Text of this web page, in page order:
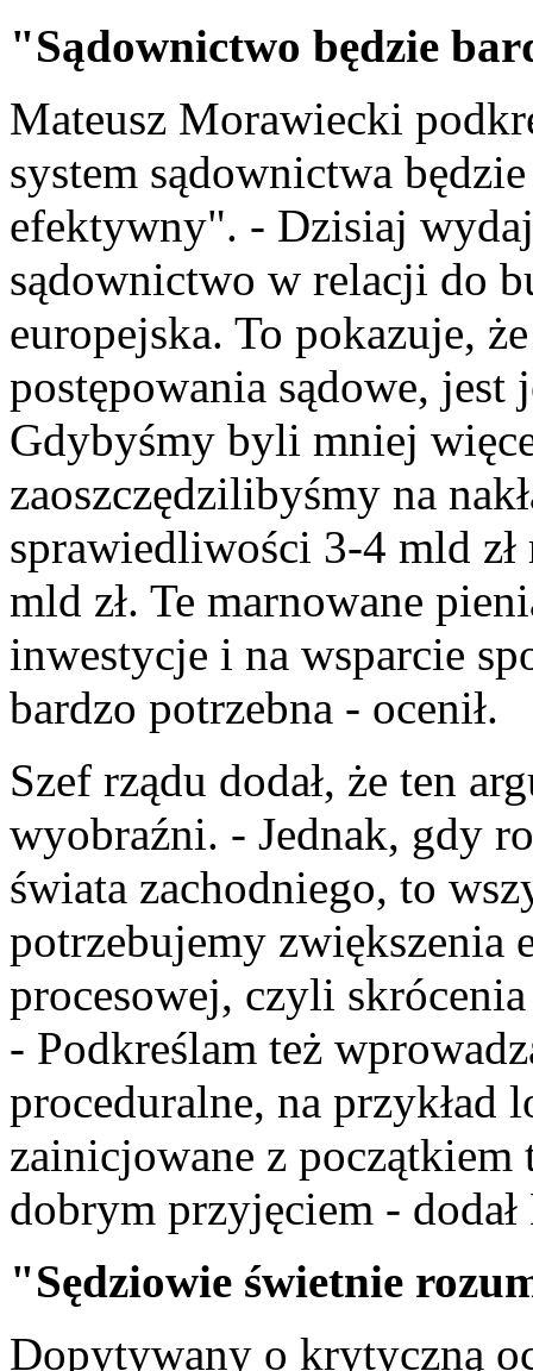
"Sądownictwo będzie
Mateusz Morawiecki
system sądownictwa
efektywny". - Dzisiaj
sądownictwo w relacji do
europejska. To pokazuje,
postępowania sądowe, jest
Gdybyśmy byli mniej
zaoszczędzilibyśmy na
sprawiedliwości 3-4 mld
mld zł. Te marnowane
inwestycje i na wsparcie
bardzo potrzebna - ocenił.
Szef rządu dodał, że ten
wyobraźni. - Jednak, gdy
świata zachodniego, to
potrzebujemy
procesowej, czyli
- Podkreślam też
proceduralne, na przykład
zainicjowane z
dobrym przyjęciem -
"Sędziowie świetnie
Dopytywany o krytyczną